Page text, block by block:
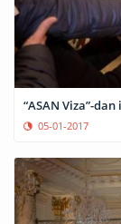
05-01-2017